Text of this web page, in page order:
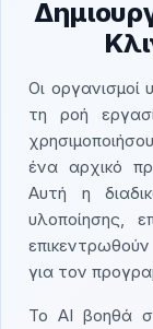
Οι οργανισμοί
τη ροή
ένα αρχικό
Αυτή η
υλοποίησης,
για τον
Το AI βοηθά